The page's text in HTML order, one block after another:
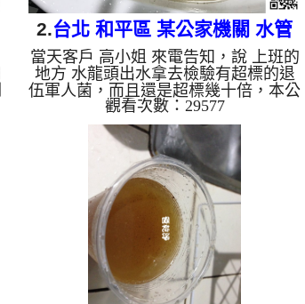
2.台北 和平區 某公家機關 水管
清洗
當天客戶 高小姐 來電告知，說 上班的
地方 水龍頭出水拿去檢驗有超標的退
伍軍人菌，而且還是超標幾十倍，本公
司到現場檢測，高小姐告知管路是新
的，但不知為什麼會這樣，本公司才剛
水龍頭，就發現裡面有很多東西，二話
不說 就架設 管路清洗機 ，開始 清洗
水管 ，黑色的髒水從水龍頭流出，就
發現水上有浮一層油及異物，如下圖及
影片，客戶 高小姐 看了嚇了一跳，怎
麼這麼可怕，清洗過程中， 水管清洗
約十個小時後，水管出水已經沒有異
物，水也送驗了， 經過約一個月的時
間，報告回復是退伍軍人菌未檢出，如
下圖，努力總算有...
觀看次數：29577